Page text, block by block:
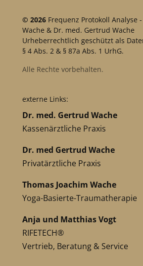
© 2026 Frequenz Protokoll Analyse
Wache & Dr. med. Gertrud Wache
Urheberrechtlich geschützt als
§ 4 Abs. 2 & § 87a Abs. 1 UrhG.
Alle Rechte vorbehalten.
externe Links:
Dr. med. Gertrud Wache
Kassenärztliche Praxis
Dr. med Gertrud Wache
Privatärztliche Praxis
Thomas Joachim Wache
Yoga-Basierte-Traumatherapie
Anja und Matthias Vogt
RIFETECH®
Vertrieb, Beratung & Service